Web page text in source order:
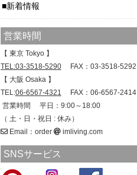
新着情報
営業時間
【 東京 Tokyo 】
TEL:03-3518-5290FAX：03-3518-5292
【 大阪 Osaka 】
TEL:06-6567-4321 FAX：06-6567-2414
営業時間 平日：9:00～18:00
（ 土・日・祝日 : 休み）
Email：order
imliving.com
SNSサービス